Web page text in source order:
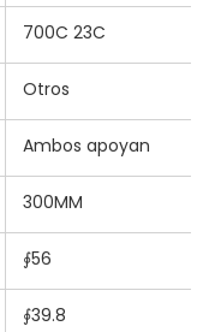
700C 23C
Otros
Ambos apoyan
300MM
∮56
∮39.8